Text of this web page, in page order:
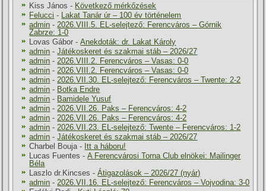
Kiss János - Következő mérkőzések
Felucci - Lakat Tanár úr – 100 év történelem
admin - 2026.VIII.5. EL-selejtező: Ferencváros – Górnik
Zabrze: 1-0
Lovas Gábor -Anekdoták: dr. Lakat Károly
admin -Játékoskeret és szakmai stáb – 2026/27
admin - 2026.VIII.2. Ferencváros – Vasas: 0-0
admin - 2026.VIII.2. Ferencváros – Vasas: 0-0
admin - 2026.VII.30. EL-selejtező: Ferencváros – Twente: 2-2
admin - Botka Endre
admin - Bamidele Yusuf
admin - 2026.VII.26. Paks – Ferencváros: 4-2
admin - 2026.VII.26. Paks – Ferencváros: 4-2
admin - 2026.VII.23. EL-selejtező: Twente – Ferencváros: 1-2
admin -Játékoskeret és szakmai stáb – 2026/27
Charbel Bouja - Itt a háboru!
Lucas Fuentes -A Ferencvárosi Torna Club elnökei: Mailinger
Béla
Laszlo dr.Kincses -Átigazolások – 2026/27 (nyár)
admin - 2026.VII.16. EL-selejtező: Ferencváros – Vojvodina: 3-0